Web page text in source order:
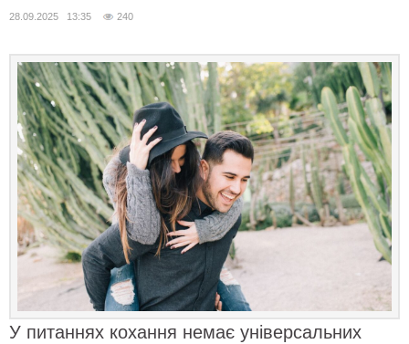
28.09.2025 13:35 240
У питаннях кохання немає універсальних